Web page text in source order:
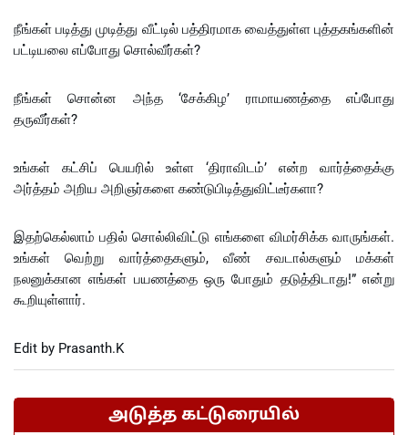
நீங்கள் படித்து முடித்து வீட்டில் பத்திரமாக வைத்துள்ள புத்தகங்களின்
பட்டியலை எப்போது சொல்வீர்கள்?
நீங்கள் சொன்ன அந்த ‘சேக்கிழ’ ராமாயணத்தை எப்போது
தருவீர்கள்?
உங்கள் கட்சிப் பெயரில் உள்ள ‘திராவிடம்’ என்ற வார்த்தைக்கு
அர்த்தம் அறிய அறிஞர்களை கண்டுபிடித்துவிட்டீர்களா?
இதற்கெல்லாம் பதில் சொல்லிவிட்டு எங்களை விமர்சிக்க வாருங்கள்.
உங்கள் வெற்று வார்த்தைகளும், வீண் சவடால்களும் மக்கள்
நலனுக்கான எங்கள் பயணத்தை ஒரு போதும் தடுத்திடாது!” என்று
கூறியுள்ளார்.
Edit by Prasanth.K
அடுத்த கட்டுரையில்